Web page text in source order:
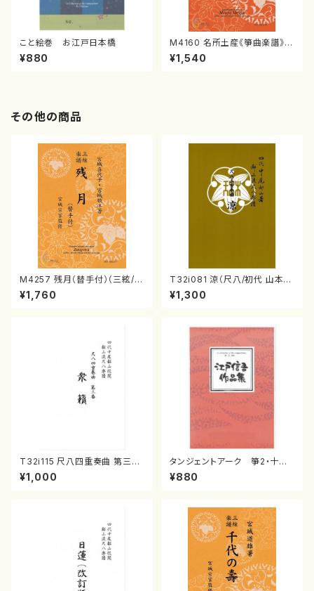
こと絵巻 お江戸日本橋
¥880
M4160 名所土産《箏曲楽譜》
（箏/宮城喜代子・宮城数江著・
宮城宗家監修/箏曲古典楽譜）
¥1,540
その他の商品
M4257 残月（替手付）（三絃/宮
城喜代子・宮城数江著・宮城宗
家監修/三絃楽譜）
¥1,760
T32i081 涼（尺八/初代 山本邦
山/尺八/都山式譜）都山流公刊
楽譜曲番:530
¥1,300
T32i115 尺八四重奏曲 第三番
衆籟（尺八/初代 山本邦山/尺
八/都山式譜）都山流公刊楽譜曲
¥1,000
タンジェントアーク 箏2・十七
江戸 信吾
¥880